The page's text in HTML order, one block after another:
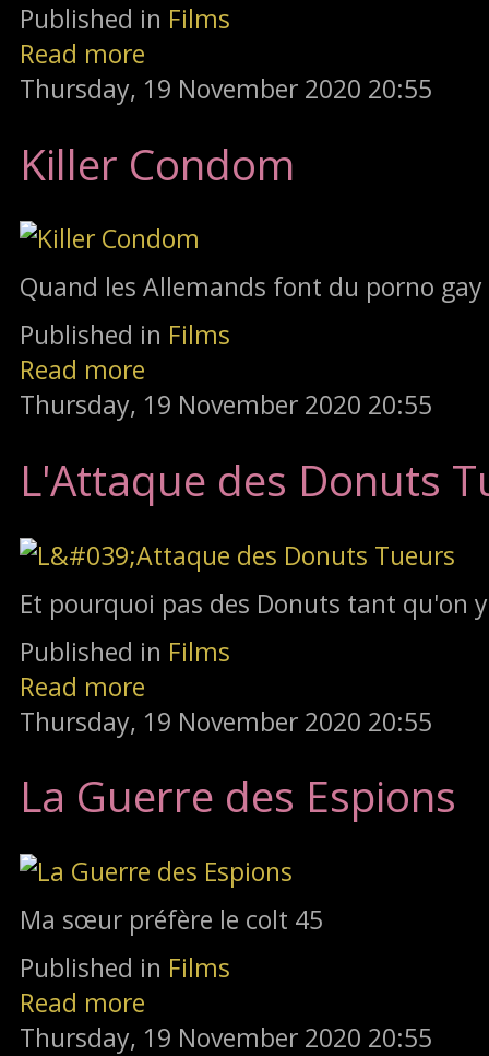
Published in Films
Read more
Thursday, 19 November 2020 20:55
Killer Condom
Quand les Allemands font du porno gay
Published in Films
Read more
Thursday, 19 November 2020 20:55
L'Attaque des Donuts
Et pourquoi pas des Donuts tant qu'on
Published in Films
Read more
Thursday, 19 November 2020 20:55
La Guerre des Espions
Ma sœur préfère le colt 45
Published in Films
Read more
Thursday, 19 November 2020 20:55